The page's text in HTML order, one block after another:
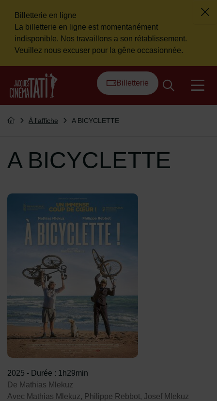
Flash info
Billetterie en ligne
La billetterie en ligne est momentanément
indisponible. Nos travaillons a son rétablissement.
Veuillez nous excuser pour la gêne occasionnée.
Retour à l'accueil
Billetterie
Vous êtes ici :
Retourner à l'accueil
À l'affiche A BICYCLETTE
A BICYCLETTE
2025 - Durée : 1h29min
De Mathias Mlekuz
Avec Mathias Mlekuz, Philippe Rebbot, Josef Mlekuz